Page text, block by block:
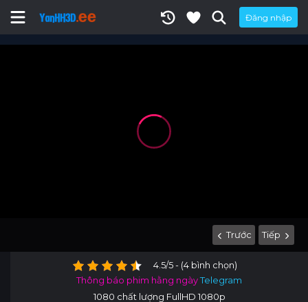
Đăng nhập
Trước Tiếp
4.5/5 - (4 bình chọn)
Thông báo phim hằng ngàyTelegram
1080 chất lượng FullHD 1080p